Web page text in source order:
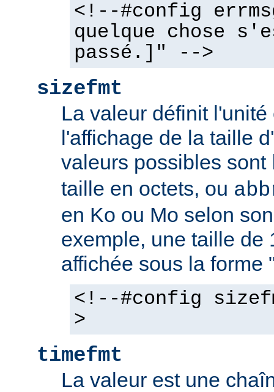
<!--#config
quelque chose
passé.]" -->
sizefmt
La valeur définit
l'affichage de la taille
valeurs possibles sont
taille en octets, ou
en Ko ou Mo selon
exemple, une taille de
affichée sous la forme
<!--#config
>
timefmt
La valeur est une